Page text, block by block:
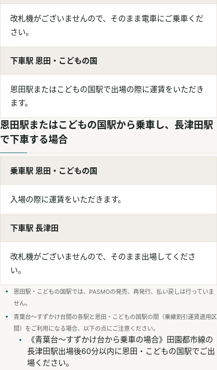
改札機がございませんので、そのまま電車にご乗車くだ
さい。
下車駅 恩田・こどもの国
恩田駅またはこどもの国駅で出場の際に運賃をいただき
ます。
恩田駅またはこどもの国駅から乗車し、長津田駅
で下車する場合
乗車駅 恩田・こどもの国
入場の際に運賃をいただきます。
下車駅 長津田
改札機がございませんので、そのまま出場してくださ
い。
恩田駅・こどもの国駅では、PASMOの発売、再発行、払い戻しは行っていま
せん。
青葉台～すずかけ台間の各駅と恩田・こどもの国駅の間（乗継割引運賃適用区
間）をご利用になる場合、以下の点にご注意ください。
《青葉台～すずかけ台から乗車の場合》田園都市線の
長津田駅出場後60分以内に恩田・こどもの国駅でご出
場ください。